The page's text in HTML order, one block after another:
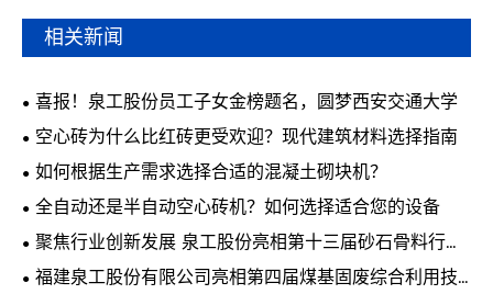
相关新闻
喜报！泉工股份员工子女金榜题名，圆梦西安交通大学
空心砖为什么比红砖更受欢迎？现代建筑材料选择指南
如何根据生产需求选择合适的混凝土砌块机？
全自动还是半自动空心砖机？如何选择适合您的设备
聚焦行业创新发展 泉工股份亮相第十三届砂石骨料行业
科技创新会议
福建泉工股份有限公司亮相第四届煤基固废综合利用技